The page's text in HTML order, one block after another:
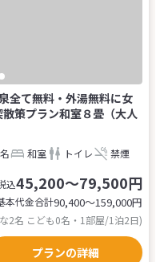
全て無料・外湯無料に女
策プラン和室８畳（大人
和室 トイレ 禁煙
込45,200～79,500円
本代金合計90,400〜159,000円
2名 こども0名・1部屋/1泊2日)
プランの詳細